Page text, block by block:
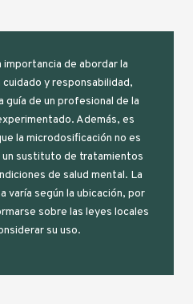
importancia de abordar la
y responsabilidad,
de un profesional de la
Además, es
la microdosificación no es
un sustituto de tratamientos
de salud mental. La
varía según la ubicación, por
sobre las leyes locales
su uso.